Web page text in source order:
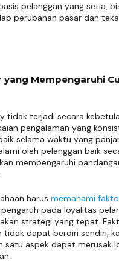
pelanggan yang setia,
perubahan pasar dan
Mempengaruhi
tidak terjadi secara
pengalaman yang
selama waktu yang
oleh pelanggan baik
mempengaruhi
harus memahami
pada loyalitas
strategi yang tepat.
tidak dapat berdiri sendiri,
satu aspek dapat merusak